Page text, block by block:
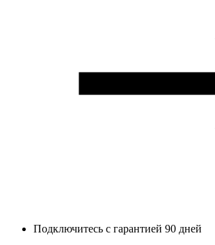
Подключитесь с гарантией 90 дней